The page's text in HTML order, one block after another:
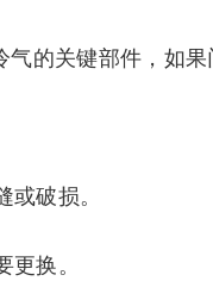
气的关键部件，如
或破损。
更换。